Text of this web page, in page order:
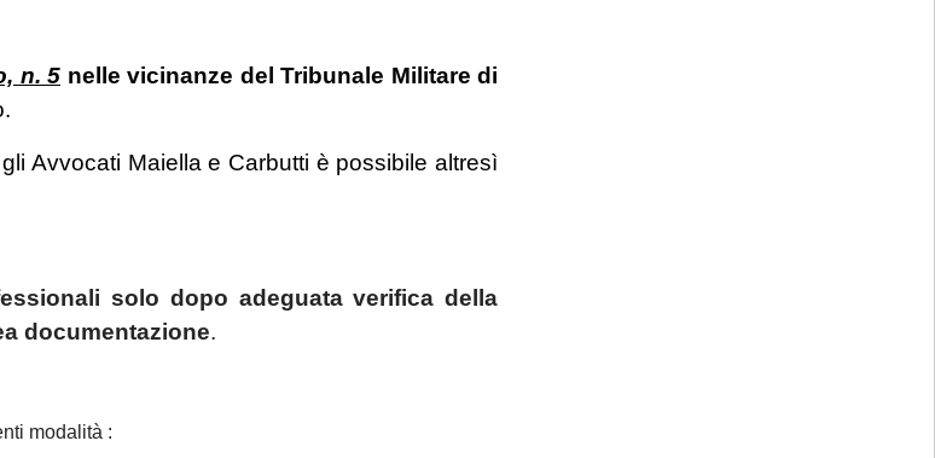
n. 5 nelle vicinanze del Tribunale Militare di
Avvocati Maiella e Carbutti è possibile altresì
solo dopo adeguata verifica della
documentazione.
modalità :